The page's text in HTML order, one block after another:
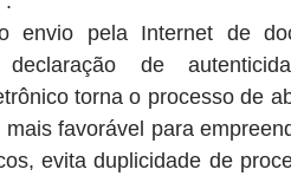
pela Internet de
de
torna o processo de
favorável para
evita duplicidade de